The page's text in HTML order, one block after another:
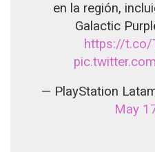
en la región,
Galactic
https://t.co/
— PlayStation
May